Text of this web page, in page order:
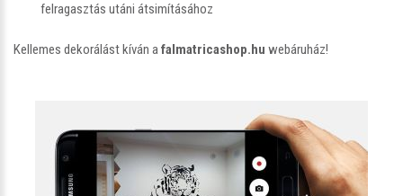
felragasztás utáni átsimításához
Kellemes dekorálást kíván afalmatricashop.hu webáruház!